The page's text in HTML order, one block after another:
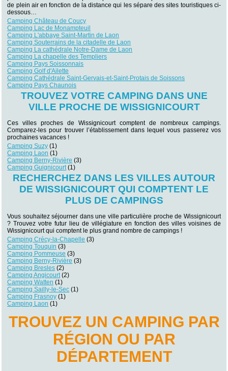
de plein air en fonction de la distance qui les sépare des sites touristiques ci-
dessous…
Camping Château de Coucy
Camping Lac de Monampteuil
Camping L'abbaye Saint-Martin de Laon
Camping Souterrains de la citadelle de Laon
Camping La cathédrale Notre-Dame de Laon
Camping La chapelle des Templiers
Camping Pays Soissonnais
Camping Golf d'Ailette
Camping Cathédrale Saint-Gervais-et-Saint-Protais de Soissons
Camping Pays Chaunois
TROUVEZ VOTRE CAMPING DANS UNE
VILLE PROCHE DE WISSIGNICOURT
Ces villes proches de Wissignicourt comptent de nombreux campings.
Comparez-les pour trouver l’établissement dans lequel vous passerez vos
prochaines vacances !
Camping Suzy (1)
Camping Laon (1)
Camping Berny-Rivière (3)
Camping Guignicourt (1)
RECHERCHEZ DANS LES VILLES AUTOUR
DE WISSIGNICOURT QUI COMPTENT LE
PLUS DE CAMPINGS
Vous souhaitez séjourner dans une ville particulière proche de Wissignicourt
? Trouvez votre futur lieu de villégiature en fonction des villes voisines de
Wissignicourt qui comptent le plus grand nombre de campings !
Camping Crécy-la-Chapelle (3)
Camping Touquin (3)
Camping Pommeuse (3)
Camping Berny-Rivière (3)
Camping Bresles (2)
Camping Angicourt (2)
Camping Watten (1)
Camping Sailly-le-Sec (1)
Camping Frasnoy (1)
Camping Laon (1)
TROUVEZ UN CAMPING PAR
RÉGION OU PAR
DÉPARTEMENT